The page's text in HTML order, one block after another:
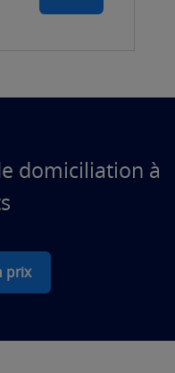
domiciliation à
prix